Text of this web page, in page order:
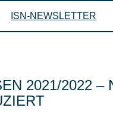
ISN-NEWSLETTER
2021/2022